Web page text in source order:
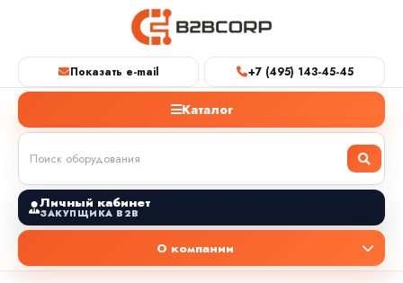
Показать e-mail +7 (495) 143-45-45
Каталог
Личный кабинет
ЗАКУПЩИКА B2B
О компании